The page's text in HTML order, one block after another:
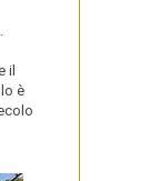
il
è